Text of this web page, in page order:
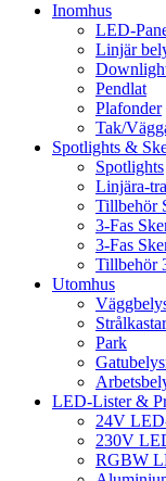
Inomhus
LED-
Linjär
Pendlat
Plafonder
Tak/
Spotlights &
Spotlights
Linjära-
Tillbehör
3-Fas
3-Fas
Tillbehör
Utomhus
Park
LED-Lister &
24V
230V
RGBW